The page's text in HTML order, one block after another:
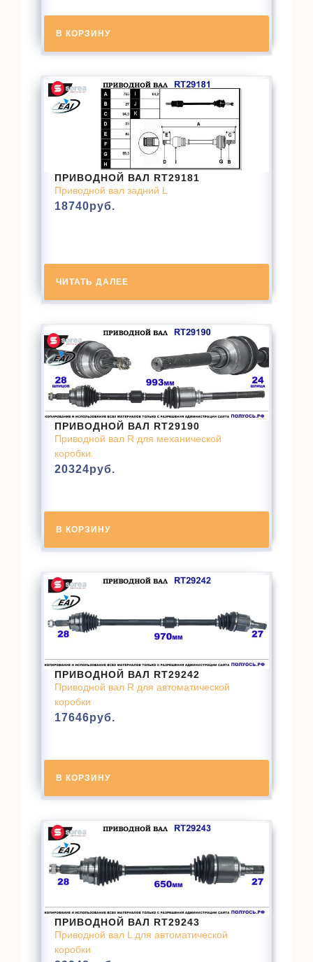
В КОРЗИНУ
ПРИВОДНОЙ ВАЛ RT29181
Приводной вал задний L
18740руб.
ЧИТАТЬ ДАЛЕЕ
ПРИВОДНОЙ ВАЛ RT29190
Приводной вал R для механической
коробки.
20324руб.
В КОРЗИНУ
ПРИВОДНОЙ ВАЛ RT29242
Приводной вал R для автоматической
коробки
17646руб.
В КОРЗИНУ
ПРИВОДНОЙ ВАЛ RT29243
Приводной вал L для автоматической
коробки